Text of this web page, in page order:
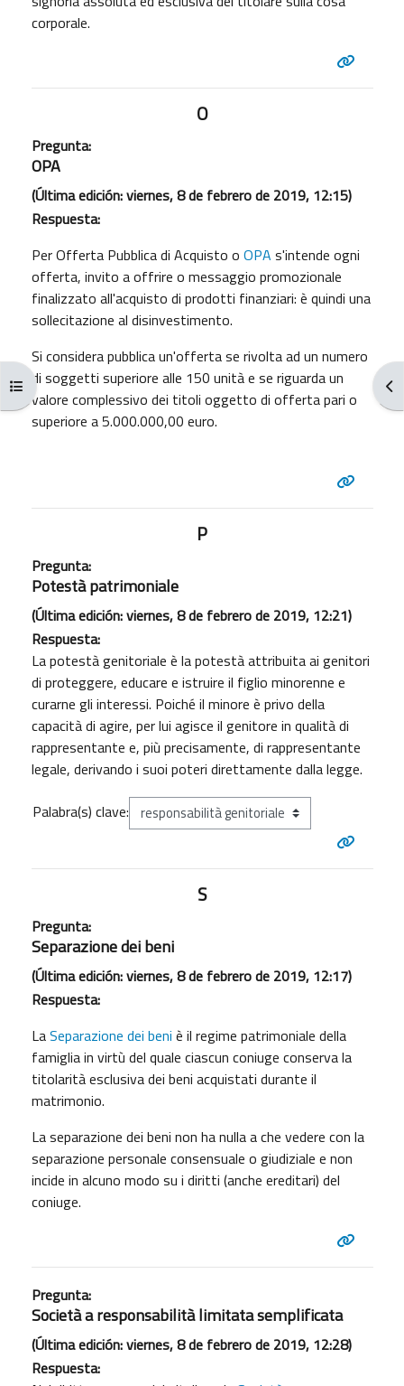
Abrir índice del curso
corporale.
O
Pregunta:
OPA
(Última edición: viernes, 8 de febrero de 2019, 12:15)
Respuesta:
Per Offerta Pubblica di Acquisto o OPA s'intende ogni
offerta, invito a offrire o messaggio promozionale
finalizzato all'acquisto di prodotti finanziari: è quindi una
sollecitazione al disinvestimento.
Si considera pubblica un'offerta se rivolta ad un numero
di soggetti superiore alle 150 unità e se riguarda un
valore complessivo dei titoli oggetto di offerta pari o
superiore a 5.000.000,00 euro.
P
Pregunta:
Potestà patrimoniale
(Última edición: viernes, 8 de febrero de 2019, 12:21)
Respuesta:
La potestà genitoriale è la potestà attribuita ai genitori
di proteggere, educare e istruire il figlio minorenne e
curarne gli interessi. Poiché il minore è privo della
capacità di agire, per lui agisce il genitore in qualità di
rappresentante e, più precisamente, di rappresentante
legale, derivando i suoi poteri direttamente dalla legge.
Palabra(s) clave:
S
Pregunta:
Separazione dei beni
(Última edición: viernes, 8 de febrero de 2019, 12:17)
Respuesta:
LaSeparazione dei beni è il regime patrimoniale della
famiglia in virtù del quale ciascun coniuge conserva la
titolarità esclusiva dei beni acquistati durante il
matrimonio.
La separazione dei beni non ha nulla a che vedere con la
separazione personale consensuale o giudiziale e non
incide in alcuno modo su i diritti (anche ereditari) del
coniuge.
Pregunta:
Società a responsabilità limitata semplificata
(Última edición: viernes, 8 de febrero de 2019, 12:28)
Respuesta: